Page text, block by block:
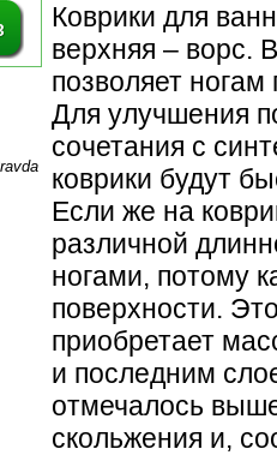
Коврики для
верхняя – ворс.
позволяет ногам
Для улучшения
сочетания с
коврики будут
Если же на
различной
ногами, потому
поверхности.
приобретает
и последним
отмечалось
скольжения и,